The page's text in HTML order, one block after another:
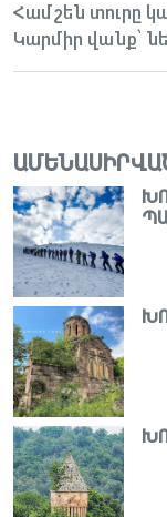
Համշեն տուրը
Կարմիր վանք՝